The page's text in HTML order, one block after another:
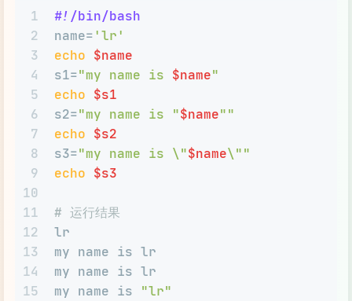
1
2
3
4
5
6
7
8
9
10
11
12
13
14
15
#!/bin/bash
name= 'lr'
echo $name
s1="my name is $name"
echo $s1
s2="my name is "$name""
echo $s2
s3="my name is \"$name\""
echo $s3
# 运行结果
lr
my name is lr
my name is lr
my name is "lr"